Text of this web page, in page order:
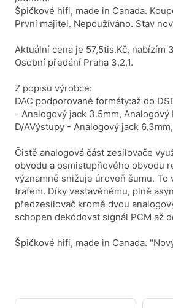
Špičkové hifi, made in Canada.
První majitel. Nepoužíváno. Stav
Aktuální cena je 57,5tis.Kč, nabízím
Osobní předání Praha 3,2,1.
Z popisu výrobce:
DAC podporované formáty:až do
- Analogový jack 3.5mm,
D/AVýstupy - Analogový jack
Čistě analogová část zesilovače
obvodu a osmistupňového obvodu
významně snižuje úroveň šumu.
trafem. Díky vestavěnému, plně
předzesilovač kromě dvou
schopen dekódovat signál PCM až
Špičkové hifi, made in Canada.